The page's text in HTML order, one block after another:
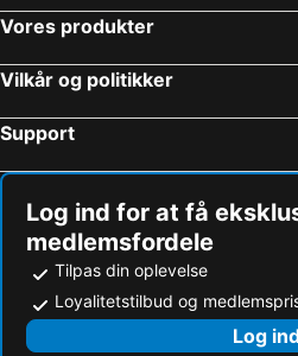
Vores produkter
Vilkår og politikker
Support
Log ind for at få
medlemsfordele
Tilpas din oplevelse
Loyalitetstilbud og
Log